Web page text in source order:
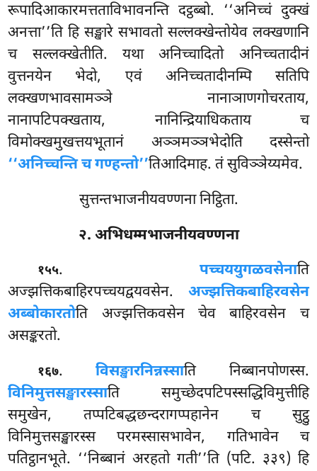
रूपादिआकारमत्तताविभावनन्ति दट्ठब्बो. ‘‘अनिच्चं दुक्खं
अनत्ता’’ति हि सङ्खारे सभावतो सल्लक्खेन्तोयेव लक्खणानि
च सल्लक्खेतीति. यथा अनिच्चादितो अनिच्चतादीनं
वुत्तनयेन भेदो, एवं अनिच्चतादीनम्पि सतिपि
लक्खणभावसामञ्ञे नानाञाणगोचरताय,
नानापटिपक्खताय, नानिन्द्रियाधिकताय च
विमोक्खमुखत्तयभूतानं अञ्ञमञ्ञभेदोति दस्सेन्तो
‘‘अनिच्चन्ति च गण्हन्तो’’तिआदिमाह. तं सुविञ्ञेय्यमेव.
सुत्तन्तभाजनीयवण्णना निट्ठिता.
२. अभिधम्मभाजनीयवण्णना
१५५. पच्चययुगळवसेनाति
अज्झत्तिकबाहिरपच्चयद्वयवसेन. अज्झत्तिकबाहिरवसेन
अब्बोकारतोति अज्झत्तिकवसेन चेव बाहिरवसेन च
असङ्करतो.
१६७.विसङ्खारनिन्नस्साति निब्बानपोणस्स.
विनिमुत्तसङ्खारस्साति समुच्छेदपटिपस्सद्धिविमुत्तीहि
समुखेन, तप्पटिबद्धछन्दरागप्पहानेन च सुट्ठु
विनिमुत्तसङ्खारस्स परमस्सासभावेन, गतिभावेन च
पतिट्ठानभूते. ‘‘निब्बानं अरहतो गती’’ति (पटि. ३३९) हि